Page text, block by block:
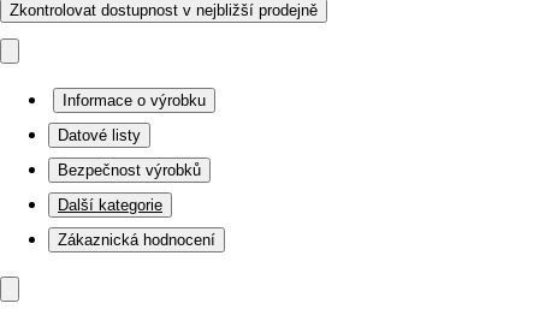
Zkontrolovat dostupnost v nejbližší prodejně
Informace o výrobku
Datové listy
Bezpečnost výrobků
Další kategorie
Zákaznická hodnocení